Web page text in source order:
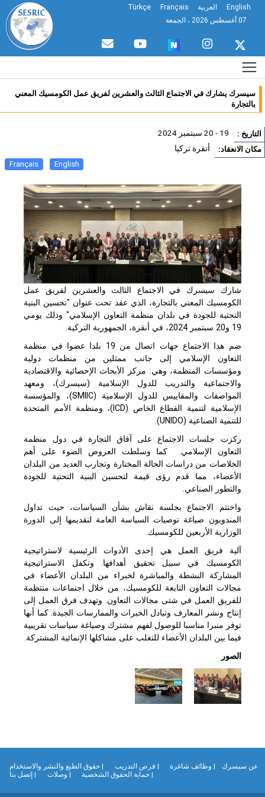
English العربية Français
Türkçe
سيسرك يشارك في الاجتماع الثالث والعشرين لفريق عمل الكومسيك المعني
بالتجارة
: 19 - 20 سبتمبر 2024
الانعقاد: أنقرة تركيا
English
Français
شارك سيسرك في الاجتماع الثالث والعشرين لفريق عمل
الكومسيك المعني بالتجارة، الذي عقد تحت عنوان "تحسين البنية
التحتية للجودة في بلدان منظمة التعاون الإسلامي" وذلك يومي
19 و20 سبتمبر 2024، في أنقرة، الجمهورية التركية.
ضم هذا الاجتماع جهات اتصال من 19 بلدا عضوا في منظمة
التعاون الإسلامي إلى جانب ممثلين من منظمات دولية
ومؤسسات المنظمة، وهي: مركز الأبحاث الإحصائية والاقتصادية
والاجتماعية والتدريب للدول الإسلامية (سيسرك)، ومعهد
المواصفات والمقاييس للدول الإسلامية ( SMIIC)، والمؤسسة
الإسلامية لتنمية القطاع الخاص (ICD)، ومنظمة الأمم المتحدة
للتنمية الصناعية (UNIDO
).
ركزت جلسات الاجتماع على آفاق التجارة في دول منظمة
التعاون الإسلامي. كما وسلطت العروض الضوء على أهم
الخلاصات من دراسات الحالة المختارة وتجارب العديد من البلدان
الأعضاء، مما قدم رؤى قيمة لتحسين البنية التحتية للجودة
والتطور الصناعي.
واختتم الاجتماع بجلسة نقاش بشأن السياسات، حيث تداول
المندوبون صياغة توصيات السياسة العامة لتقديمها إلى الدورة
الوزارية الأربعين للكومسيك.
آلية فريق العمل هي إحدى الأدوات الرئيسية لاستراتيجية
الكومسيك في سبيل تحقيق أهدافها. وتكفل الاستراتيجية
المشاركة النشطة والمباشرة لخبراء من البلدان الأعضاء في
مجالات التعاون التابعة للكومسيك، من خلال اجتماعات منتظمة
للفريق العمل في شتى مجالات التعاون. وتهدف فرق العمل إلى
إنتاج ونشر المعارف وتبادل الخبرات والممارسات الجيدة. كما أنها
توفر منبرا مناسبا للوصول لفهم مشترك وصياغة سياسات تقريبية
فيما بين البلدان الأعضاء للتغلب على مشاكلها الإنمائية المشتركة.
الصور
سيسرك | وظائف شاغرة | فرص التدريب
| حقوق الطبع والنشر والاستخدام
| حماية الحقوق الشخصية
| وصلات | إتصل بنا